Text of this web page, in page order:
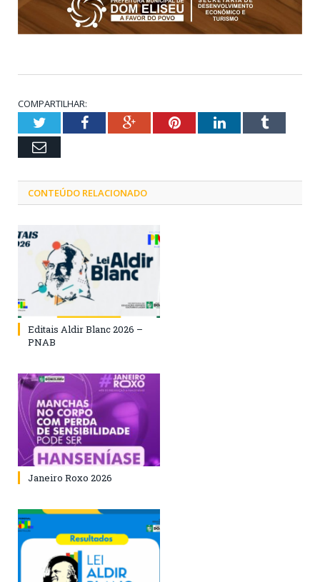
COMPARTILHAR:
TwitterFacebookGoogle+PinterestLinkedInTumblr
Email
CONTEÚDO RELACIONADO
Editais Aldir Blanc 2026 –
PNAB
Janeiro Roxo 2026